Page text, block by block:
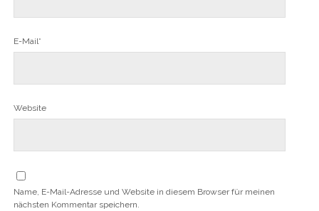
E-Mail*
Website
Name, E-Mail-Adresse und Website in diesem Browser für meinen
nächsten Kommentar speichern.